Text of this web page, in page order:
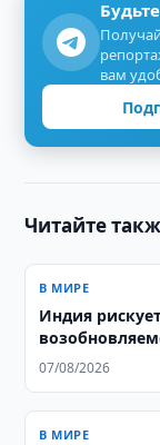
вам
Читайте
В МИРЕ
Индия
аналитики ORF
07/08/2026
В МИРЕ